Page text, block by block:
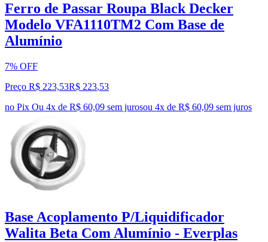
Ferro de Passar Roupa Black Decker
Modelo VFA1110TM2 Com Base de
Alumínio
7% OFF
Preço R$ 223,53R$ 223,53
no Pix Ou 4x de R$ 60,09 sem jurosou 4x de R$ 60,09 sem juros
Base Acoplamento P/Liquidificador
Walita Beta Com Alumínio - Everplas